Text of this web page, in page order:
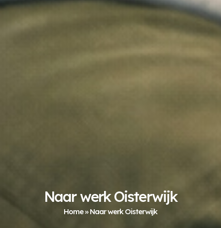
Naar werk Oisterwijk
Home»Naar werk Oisterwijk